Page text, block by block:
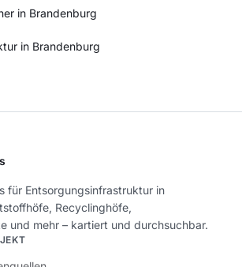
in Brandenburg
in Brandenburg
für Entsorgungsinfrastruktur in
Recyclinghöfe,
und mehr – kartiert und durchsuchbar.